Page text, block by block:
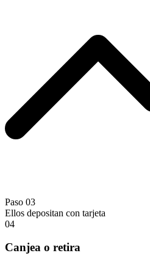
Paso 03
Ellos depositan con tarjeta
04
Canjea o retira